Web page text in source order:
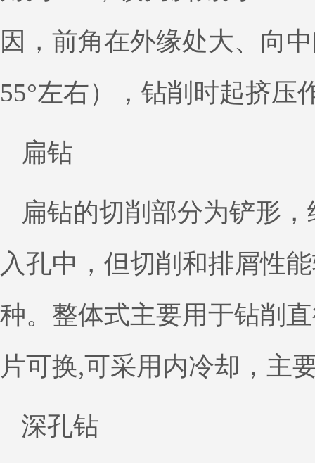
因，前角在外缘处大、向
55°左右），钻削时起挤压
扁钻
扁钻的切削部分为铲形
入孔中，但切削和排屑性
种。整体式主要用于钻削
片可换,可采用内冷却，主
深孔钻